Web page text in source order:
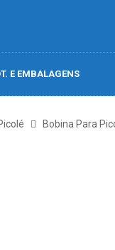
E EMBALAGENS
Bobina Para